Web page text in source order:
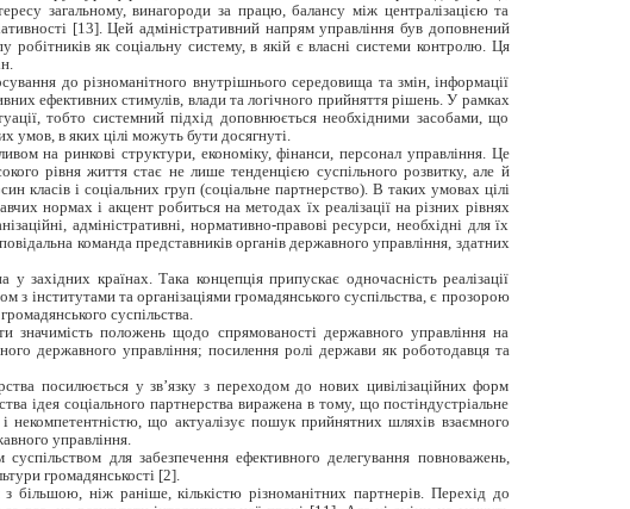
загальному, винагороди за працю, балансу між централізацією та
[13]. Цей адміністративний напрям управління був доповнений
як соціальну систему, в якій є власні системи контролю. Ця
до різноманітного внутрішнього середовища та змін, інформації
ефективних стимулів, влади та логічного прийняття рішень. У рамках
тобто системний підхід доповнюється необхідними засобами, що
умов, в яких цілі можуть бути досягнуті.
на ринкові структури, економіку, фінанси, персонал управління. Це
рівня життя стає не лише тенденцією суспільного розвитку, але й
класів і соціальних груп (соціальне партнерство). В таких умовах цілі
нормах і акцент робиться на методах їх реалізації на різних рівнях
адміністративні, нормативно-правові ресурси, необхідні для їх
команда представників органів державного управління, здатних
західних країнах. Така концепція припускає одночасність реалізації
з інститутами та організаціями громадянського суспільства, є прозорою
суспільства.
значимість положень щодо спрямованості державного управління на
державного управління; посилення ролі держави як роботодавця та
посилюється у зв’язку з переходом до нових цивілізаційних форм
ідея соціального партнерства виражена в тому, що постіндустріальне
некомпетентністю, що актуалізує пошук прийнятних шляхів взаємного
управління.
для забезпечення ефективного делегування повноважень,
громадянськості [2].
більшою, ніж раніше, кількістю різноманітних партнерів. Перехід до